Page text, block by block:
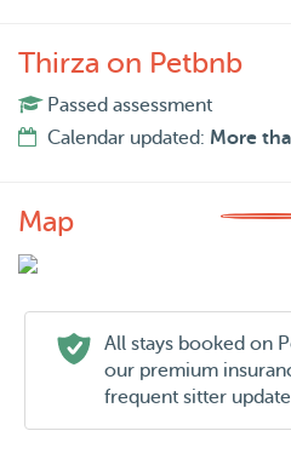
Thirza on Petbnb
Passed assessment
Calendar updated: More
Map
All stays booked on
our premium
frequent sitter